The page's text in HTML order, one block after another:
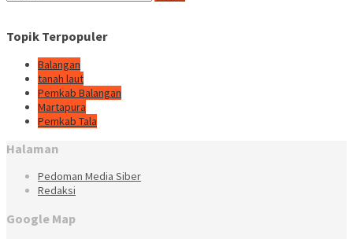
untuk:
Topik Terpopuler
Balangan
tanah laut
Pemkab Balangan
Martapura
Pemkab Tala
Halaman
Pedoman Media Siber
Redaksi
Google Map